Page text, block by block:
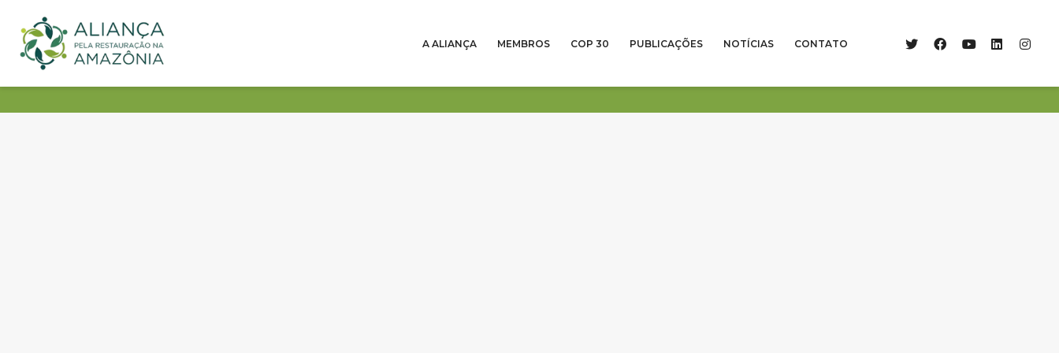
A ALIANÇA MEMBROS COP 30 PUBLICAÇÕES NOTÍCIAS CONTATO